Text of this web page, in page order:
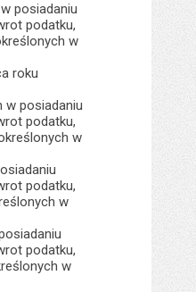
posiadaniu
podatku,
w
roku
w posiadaniu
podatku,
w
podatku,
w
podatku,
w